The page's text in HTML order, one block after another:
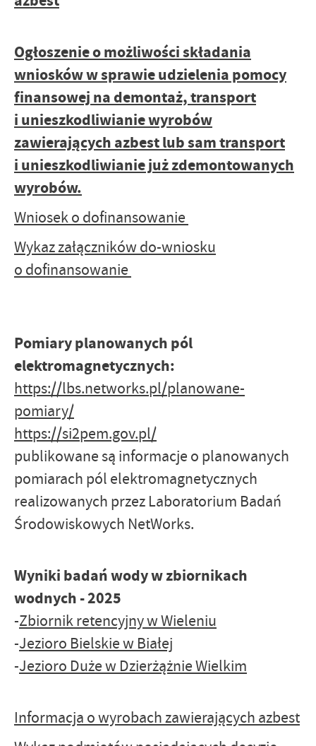
Ogłoszenie o możliwości składania
wniosków w sprawie udzielenia pomocy
finansowej na demontaż, transport
i unieszkodliwianie wyrobów
zawierających azbest lub sam transport
i unieszkodliwianie już zdemontowanych
wyrobów.
Wniosek o dofinansowanie
Wykaz załączników do-wniosku
o dofinansowanie
Pomiary planowanych pól
elektromagnetycznych:
https://lbs.networks.pl/planowane-
pomiary/
https://si2pem.gov.pl/
publikowane są informacje o planowanych
pomiarach pól elektromagnetycznych
realizowanych przez Laboratorium Badań
Środowiskowych NetWorks.
Wyniki badań wody w zbiornikach
wodnych - 2025
-Zbiornik retencyjny w Wieleniu
-Jezioro Bielskie w Białej
-Jezioro Duże w Dzierżążnie Wielkim
Informacja o wyrobach zawierających azbest